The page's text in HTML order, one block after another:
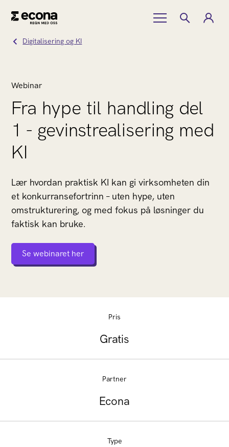
Digitalisering og KI
Webinar
Fra hype til handling del
1 - gevinstrealisering med
KI
Lær hvordan praktisk KI kan gi virksomheten din
et konkurransefortrinn – uten hype, uten
omstrukturering, og med fokus på løsninger du
faktisk kan bruke.
Se webinaret her
Pris
Gratis
Partner
Econa
Type